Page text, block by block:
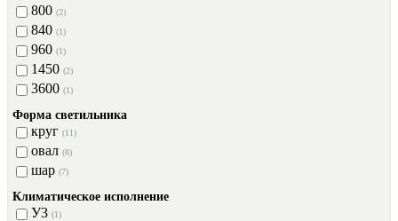
800 (2)
840 (1)
960 (1)
1450 (2)
3600 (1)
Форма светильника
круг (11)
овал (8)
шар (7)
Климатическое исполнение
У3 (1)